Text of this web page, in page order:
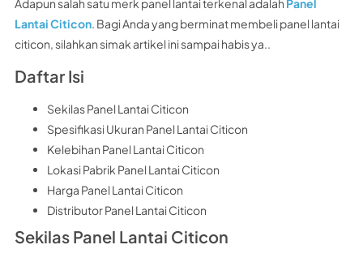
Adapun salah satu merk panel lantai terkenal adalah Panel
Lantai Citicon. Bagi Anda yang berminat membeli panel lantai
citicon, silahkan simak artikel ini sampai habis ya..
Daftar Isi
Sekilas Panel Lantai Citicon
Spesifikasi Ukuran Panel Lantai Citicon
Kelebihan Panel Lantai Citicon
Lokasi Pabrik Panel Lantai Citicon
Harga Panel Lantai Citicon
Distributor Panel Lantai Citicon
Sekilas Panel Lantai Citicon